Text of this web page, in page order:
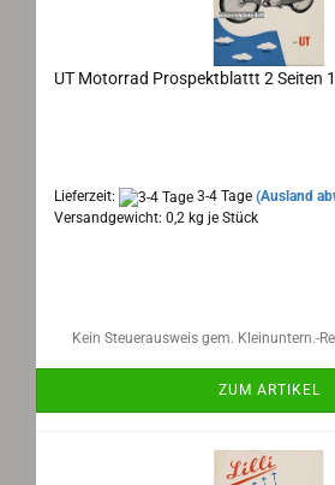
UT Motorrad Prospektblattt 2 Seiten
Lieferzeit: 3-4 Tage (Ausland
Versandgewicht: 0,2 kg je Stück
Kein Steuerausweis gem. Kleinuntern.-
ZUM ARTIKEL